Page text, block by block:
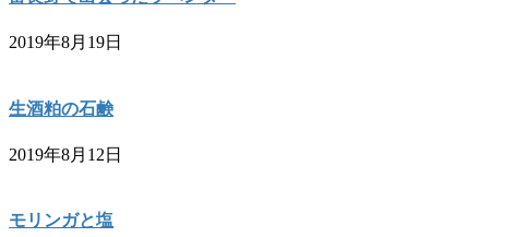
2019年8月19日
生酒粕の石鹸
2019年8月12日
モリンガと塩